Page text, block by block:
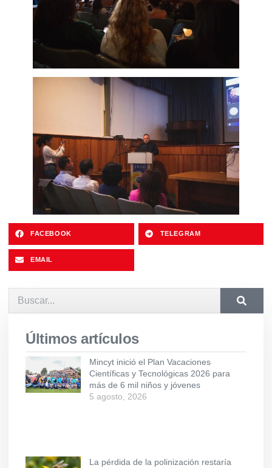
FACEBOOK TELEGRAM
EMAIL
Últimos artículos
Mincyt inició el Plan Vacaciones
Científicas y Tecnológicas 2026 para
más de 6 mil niños y jóvenes
5 agosto, 2026
La pérdida de la polinización restaría